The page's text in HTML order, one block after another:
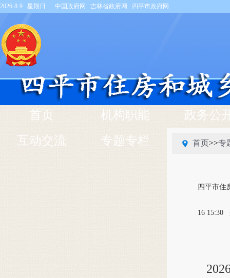
2026-8-9 星期日 中国政府网 吉林省政府网 四平市政府网
首页 机构职能
政务公
互动交流
专题专栏 首页>>专
四平市住
16 15:30